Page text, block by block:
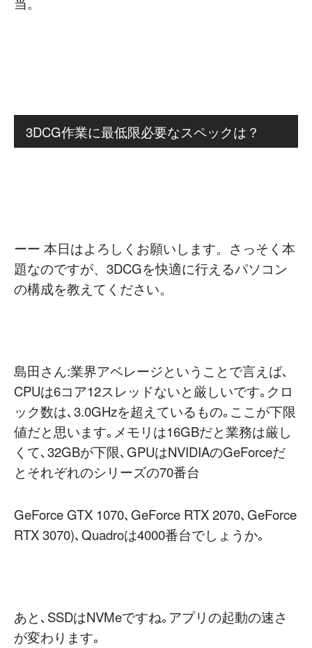
3DCG作業に最低限必要なスペックは？
ーー 本日はよろしくお願いします。さっそく本
題なのですが、3DCGを快適に行えるパソコン
の構成を教えてください。
島田さん:業界アベレージということで言えば､
CPUは6コア12スレッドないと厳しいです｡クロ
ック数は､3.0GHzを超えているもの｡ここが下限
値だと思います｡メモリは16GBだと業務は厳し
くて､32GBが下限､GPUはNVIDIAのGeForceだ
とそれぞれのシリーズの70番台
GeForce GTX 1070､GeForce RTX 2070､GeForce
RTX 3070)､Quadroは4000番台でしょうか｡
あと､SSDはNVMeですね｡アプリの起動の速さ
が変わります｡